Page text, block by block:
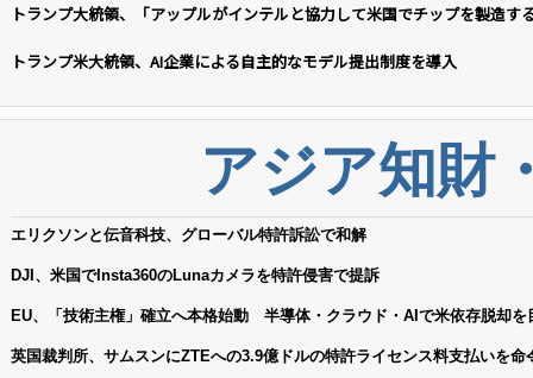
トランプ大統領、「アップルがインテルと協力して米国でチップを製造す
トランプ米大統領、AI企業による自主的なモデル提出制度を導入
アジア知財
エリクソンと伝音科技、グローバル特許訴訟で和解
DJI、米国でInsta360のLunaカメラを特許侵害で提訴
EU、「技術主権」確立へ本格始動 半導体・クラウド・AIで米依存脱却を
英国裁判所、サムスンにZTEへの3.9億ドルの特許ライセンス料支払いを命